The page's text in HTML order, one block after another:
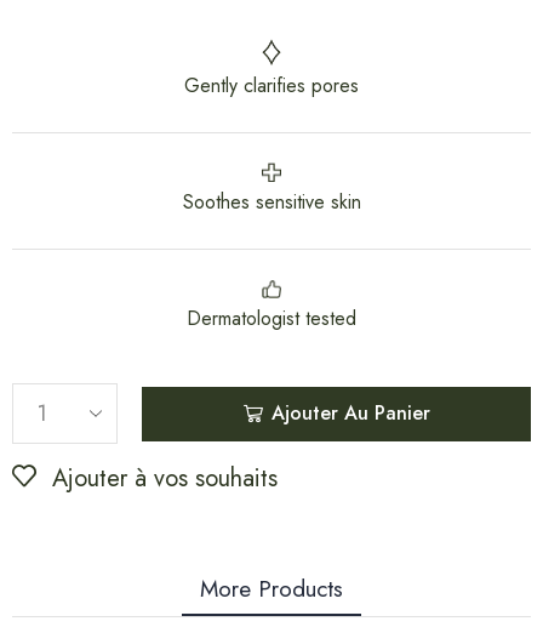
Gently clarifies pores
Soothes sensitive skin
Dermatologist tested
Ajouter Au Panier
Ajouter à vos souhaits
More Products